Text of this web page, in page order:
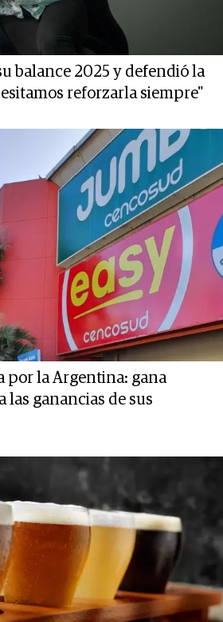
balance 2025 y defendió la
reforzarla siempre"
por la Argentina: gana
las ganancias de sus